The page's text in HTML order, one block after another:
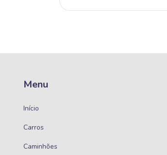
Menu
Início
Carros
Caminhões